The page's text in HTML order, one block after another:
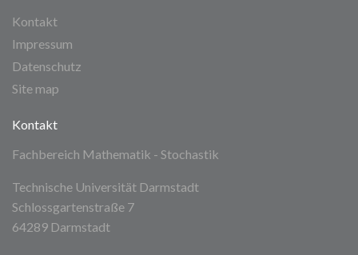
Kontakt
Impressum
Datenschutz
Site map
Kontakt
Fachbereich Mathematik - Stochastik
Technische Universität Darmstadt
Schlossgartenstraße 7
64289 Darmstadt